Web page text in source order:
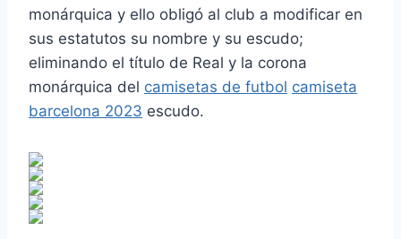
monárquica y ello obligó al club a modificar en
sus estatutos su nombre y su escudo;
eliminando el título de Real y la corona
monárquica del camisetas de futbol camiseta
barcelona 2023 escudo.